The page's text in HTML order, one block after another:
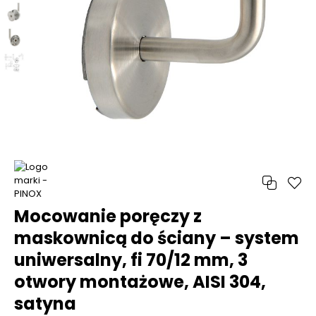
Mocowanie poręczy z
maskownicą do ściany – system
uniwersalny, fi 70/12 mm, 3
otwory montażowe, AISI 304,
satyna